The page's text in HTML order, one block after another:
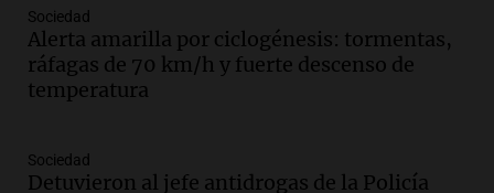
Audio.
Río Gallegos enfrenta secuelas de
lluvias, senadores manifiestan
oposición a ley de tierras
Panorama Federal
Audio.
centro de esquí Penitentes Park tras
Sociedad
Alerta amarilla por ciclogénesis: tormentas,
ráfagas de 70 km/h y fuerte descenso de
temperatura
Sociedad
Detuvieron al jefe antidrogas de la Policía